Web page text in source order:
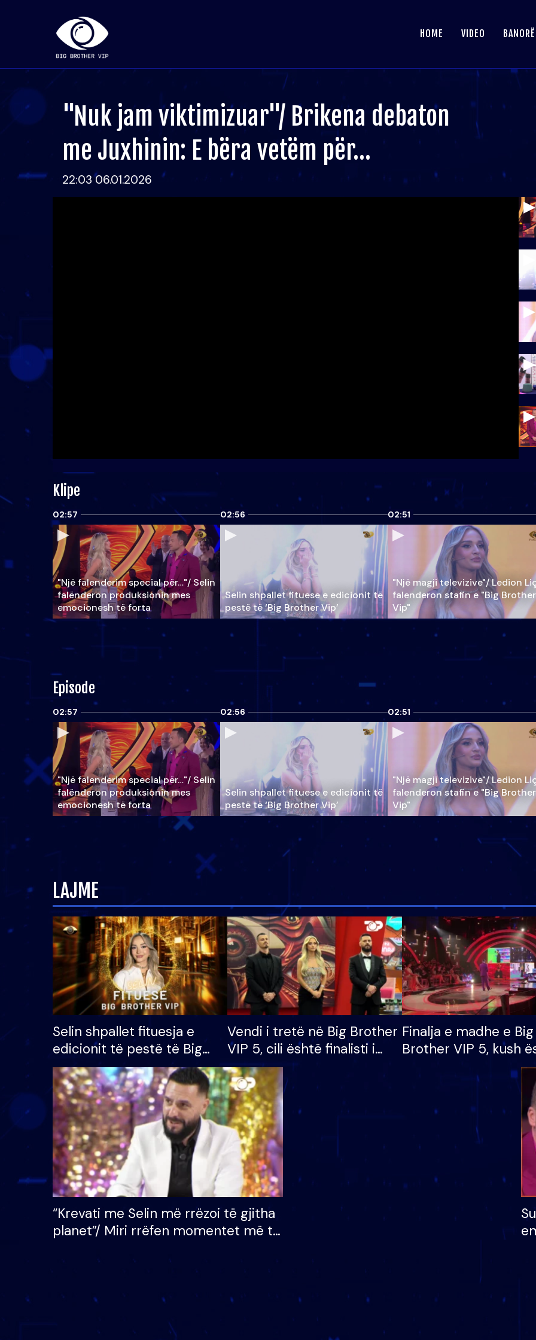
HOME VIDEO
"Nuk jam viktimizuar"/ Brikena debaton
me Juxhinin: E bëra vetëm për…
22:03 06.01.2026
Klipe
02:57
"Një falenderim special për…"/ Selin
falënderon produksionin mes
emocionesh të forta
02:56
Selin shpallet fituese e edicionit të
pestë të ‘Big Brother Vip’
02:51
"Një magji televizive"/ Ledion
falenderon stafin e "Big Brother
Vip"
Episode
02:57
"Një falenderim special për…"/ Selin
falënderon produksionin mes
emocionesh të forta
02:56
Selin shpallet fituese e edicionit të
pestë të ‘Big Brother Vip’
02:51
"Një magji televizive"/ Ledion
falenderon stafin e "Big Brother
Vip"
LAJME
Selin shpallet fituesja e
edicionit të pestë të Big
Brother VIP, rrëmben
çmimin e madh prej 100
mijë eurosh
Vendi i tretë në Big Brother
VIP 5, cili është finalisti i
radhës që lë shtëpinë
Finalja e madhe e Big
Brother VIP 5, kush
banori i parë që lë
dhe humb
të fituar çmimin e
“Krevati me Selin më rrëzoi të gjitha
planet”/ Miri rrëfen momentet më të
mungojë zilja e mëngjesit kur…